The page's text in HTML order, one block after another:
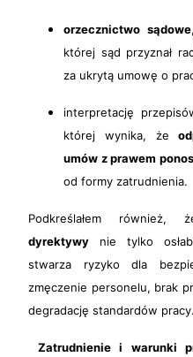
orzecznictwo sądowe
której sąd przyznał
za ukrytą umowę o
interpretację
której wynika, że
umów z prawem
od formy zatrudnienia.
Podkreślałem
dyrektywy nie tylko
stwarza ryzyko dla
zmęczenie personelu, brak
degradację standardów pracy.
Zatrudnienie i warunki